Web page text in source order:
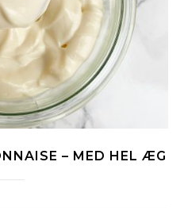
– MED HEL ÆG